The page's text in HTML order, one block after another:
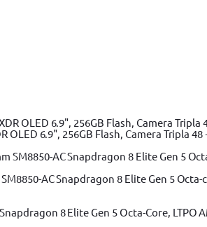
6.9", 256GB Flash, Camera Tripla 48
AC Snapdragon 8 Elite Gen 5 Octa-